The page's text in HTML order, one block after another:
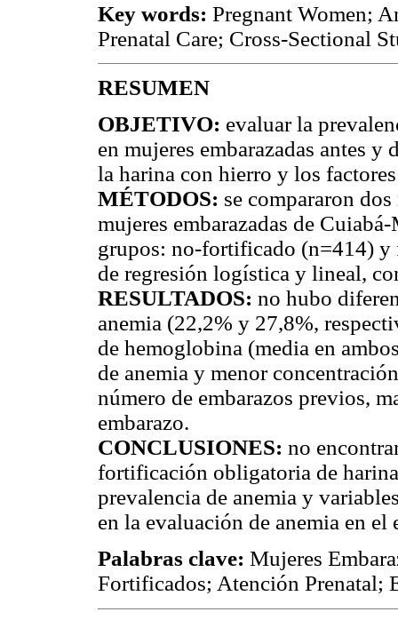
Key words: Pregnant Women;
Prenatal Care; Cross-Sectional
RESUMEN
OBJETIVO: evaluar la
en mujeres embarazadas antes
la harina con hierro y los
MÉTODOS: se compararon
mujeres embarazadas de
grupos: no-fortificado (n=414)
de regresión logística y lineal,
RESULTADOS: no hubo
anemia (22,2% y 27,8%,
de hemoglobina (media en
de anemia y menor
número de embarazos previos,
embarazo.
CONCLUSIONES: no
fortificación obligatoria de
prevalencia de anemia y
en la evaluación de anemia en el
Palabras clave: Mujeres
Fortificados; Atención Prenatal;